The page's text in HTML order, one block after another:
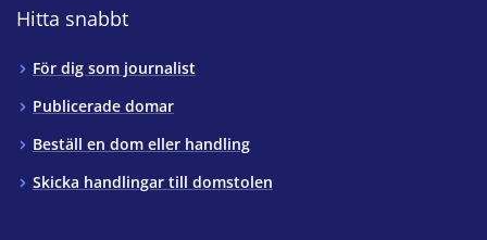
Hitta snabbt
För dig som journalist
Publicerade domar
Beställ en dom eller handling
Skicka handlingar till domstolen